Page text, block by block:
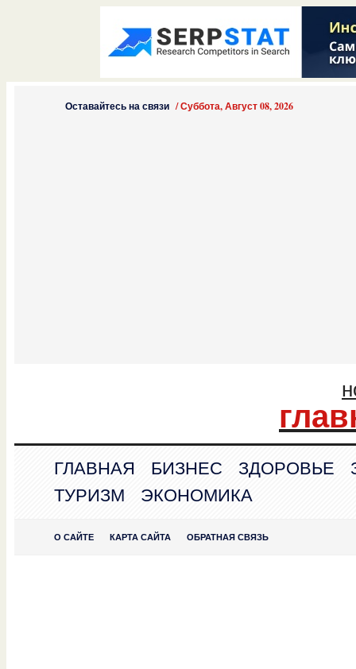
Оставайтесь на связи /Суббота, Август 08, 2026
ГЛАВНАЯ БИЗНЕС ЗДОРОВЬЕ
ТУРИЗМ
ЭКОНОМИКА
О САЙТЕ КАРТА САЙТА ОБРАТНАЯ СВЯЗЬ